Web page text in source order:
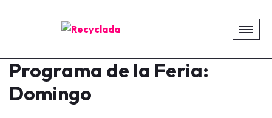
Programa de la Feria:
Domingo